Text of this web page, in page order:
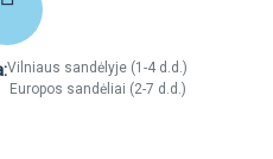
Vilniaus sandėlyje (1-4 d.d.)
Europos sandėliai (2-7 d.d.)